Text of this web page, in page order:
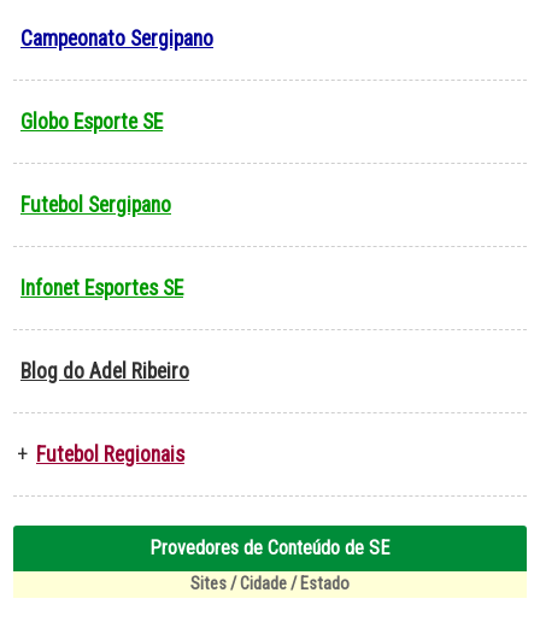
Campeonato Sergipano
Globo Esporte SE
Futebol Sergipano
Infonet Esportes SE
Blog do Adel Ribeiro
+ Futebol Regionais
Provedores de Conteúdo de SE
Sites / Cidade / Estado